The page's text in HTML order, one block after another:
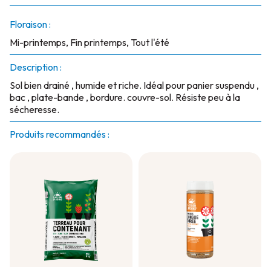
Floraison :
Mi-printemps, Fin printemps, Tout l'été
Description :
Sol bien drainé , humide et riche. Idéal pour panier suspendu ,
bac , plate-bande , bordure. couvre-sol. Résiste peu à la
sécheresse.
Produits recommandés :